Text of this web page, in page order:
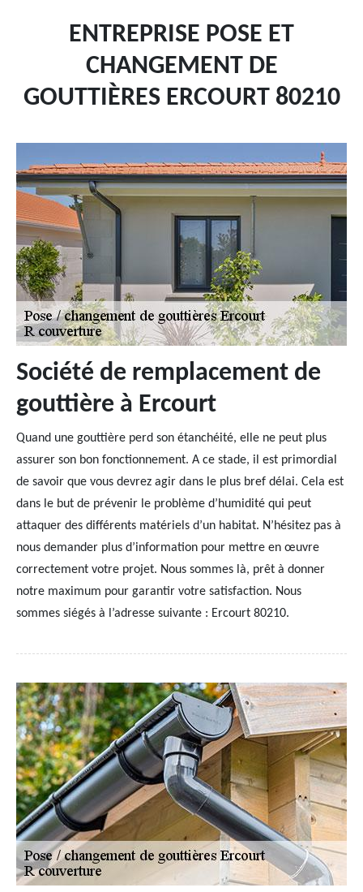
ENTREPRISE POSE ET
CHANGEMENT DE
GOUTTIÈRES ERCOURT 80210
Société de remplacement de
gouttière à Ercourt
Quand une gouttière perd son étanchéité, elle ne peut plus
assurer son bon fonctionnement. A ce stade, il est primordial
de savoir que vous devrez agir dans le plus bref délai. Cela est
dans le but de prévenir le problème d’humidité qui peut
attaquer des différents matériels d’un habitat. N’hésitez pas à
nous demander plus d’information pour mettre en œuvre
correctement votre projet. Nous sommes là, prêt à donner
notre maximum pour garantir votre satisfaction. Nous
sommes siégés à l’adresse suivante : Ercourt 80210.